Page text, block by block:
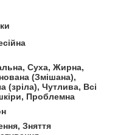
Суха, Жирна,
(Змішана),
(зріла), Чутлива, Всі
Проблемна
Зняття